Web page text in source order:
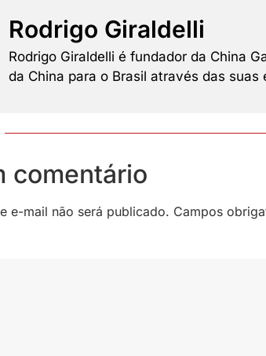
Rodrigo Giraldelli
Rodrigo Giraldelli é fundador da China
da China para o Brasil através das suas
comentário
e-mail não será publicado. Campos